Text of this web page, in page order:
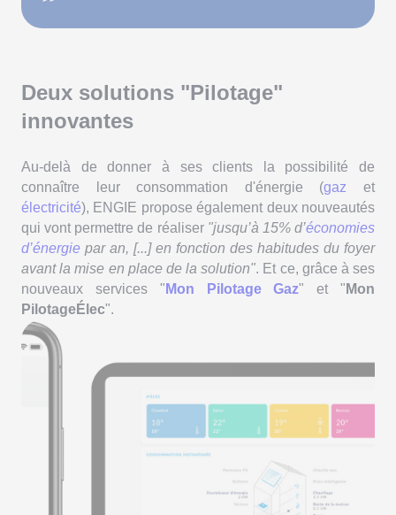
Deux solutions "Pilotage"
innovantes
Au-delà de donner à ses clients la possibilité de
connaître leur consommation d'énergie (gaz et
électricité), ENGIE propose également deux nouveautés
qui vont permettre de réaliser "jusqu’à 15% d’économies
d’énergie par an, [...] en fonction des habitudes du foyer
avant la mise en place de la solution". Et ce, grâce à ses
nouveaux services " Mon Pilotage Gaz" et " Mon
PilotageÉlec".